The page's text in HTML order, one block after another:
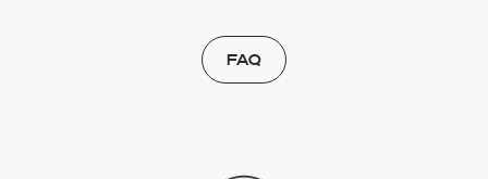
FAQ